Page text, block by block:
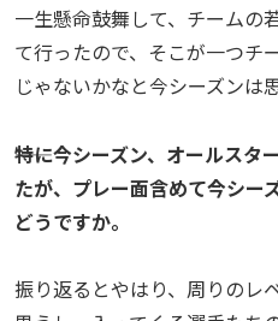
一生懸命鼓舞して、チームの
て行ったので、そこが一つチ
じゃないかなと今シーズンは
――特に今シーズン、オールス
たが、プレー面含めて今シー
どうですか。
振り返るとやはり、周りのレ